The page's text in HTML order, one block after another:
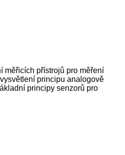
měřicích přístrojů pro měření
principu analogově
principy senzorů pro